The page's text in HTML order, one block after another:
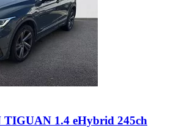
TIGUAN 1.4 eHybrid 245ch